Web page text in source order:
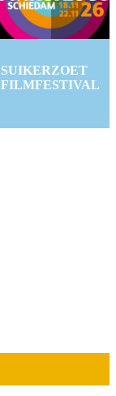
SUIKERZOET
FILMFESTIVAL